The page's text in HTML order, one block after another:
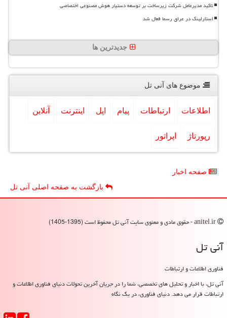
تاکید مدیرعامل شرکت زیرساخت بر توسعه دستیار هوش مصنوعی اختصاصی
استارلینک در عراق رسما فعال شد
جدیدترین ها
موضوع های آنی تل
اطلاعات ارتباطات پیام اپل اینترنت آنلاین
رپورتاژ اپراتور
صفحه اخبار
بازگشت به صفحه اصلی آنی تل
آنی تل
فناوری اطلاعات و ارتباطات
آنی تل، با اخبار و تحلیل های تخصصی، شما را در جریان آخرین تحولات دنیای فناوری اطلاعات و
ارتباطات قرار می دهد. دنیای فناوری، در یک نگاه